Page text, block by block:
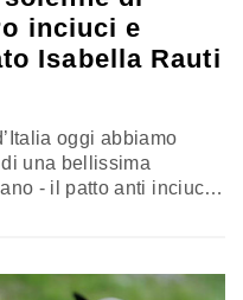
inciuci e
Isabella Rauti
oggi abbiamo
una bellissima
- il patto anti inciucio